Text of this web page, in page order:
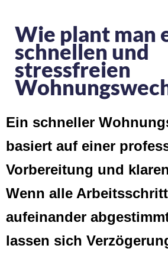
Wie plant man
schnellen und
stressfreien
Ein schneller
basiert auf einer
Vorbereitung und
Wenn alle
aufeinander
lassen sich